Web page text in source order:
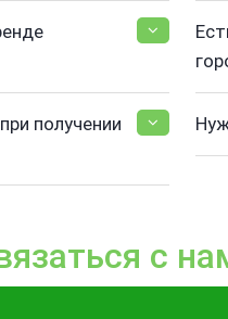
получении
с